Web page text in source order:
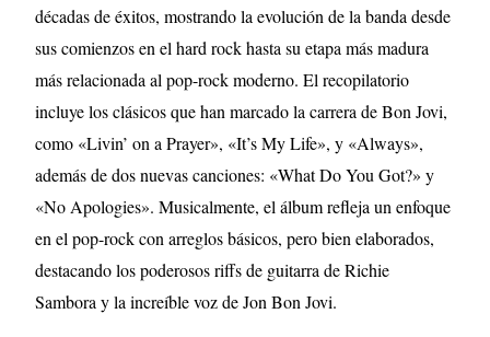
décadas de éxitos, mostrando la evolución de la banda desde
sus comienzos en el hard rock hasta su etapa más madura
más relacionada al pop-rock moderno. El recopilatorio
incluye los clásicos que han marcado la carrera de Bon Jovi,
como «Livin’ on a Prayer», «It’s My Life», y «Always»,
además de dos nuevas canciones: «What Do You Got?» y
«No Apologies». Musicalmente, el álbum refleja un enfoque
en el pop-rock con arreglos básicos, pero bien elaborados,
destacando los poderosos riffs de guitarra de Richie
Sambora y la increíble voz de Jon Bon Jovi.